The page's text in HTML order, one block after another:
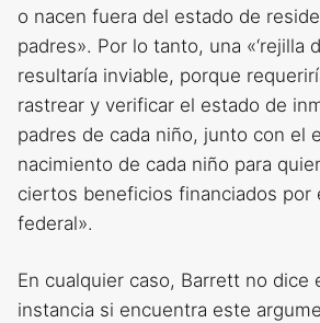
o nacen fuera del estado de
padres». Por lo tanto, una «‘rejilla
resultaría inviable, porque
rastrear y verificar el estado de
padres de cada niño, junto con el
nacimiento de cada niño para
ciertos beneficios financiados por
federal».
En cualquier caso, Barrett no dice
instancia si encuentra este